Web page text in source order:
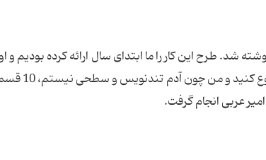
شد. طرح این كار را ما ابتدای سال ارائه كرده بودیم
كه تازه به ما جواب
عربی انجام گرفت.